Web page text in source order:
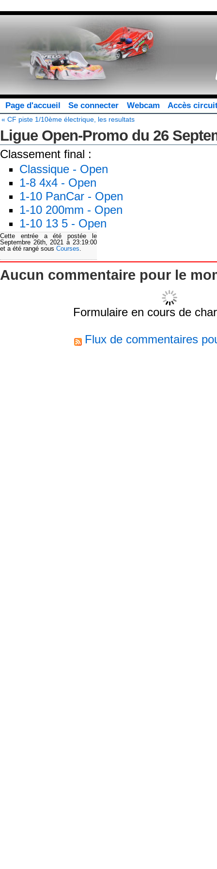
Page d'accueil Se connecter Webcam Accès
« CF piste 1/10ème électrique, les resultats
Ligue Open-Promo du 26
Classement final :
Classique - Open
1-8 4x4 - Open
1-10 PanCar - Open
1-10 200mm - Open
1-10 13 5 - Open
Cette entrée a été postée le
Septembre 26th, 2021 à 23:19:00
et a été rangé sous Courses.
Aucun commentaire pour le
Formulaire en cours de
Flux de commentaires